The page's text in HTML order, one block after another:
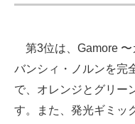
モノづくり技術者専門サ
電子設計の基本と応用
第3位は、Gamore
バンシィ・ノルンを完
で、オレンジとグリー
す。また、発光ギミッ